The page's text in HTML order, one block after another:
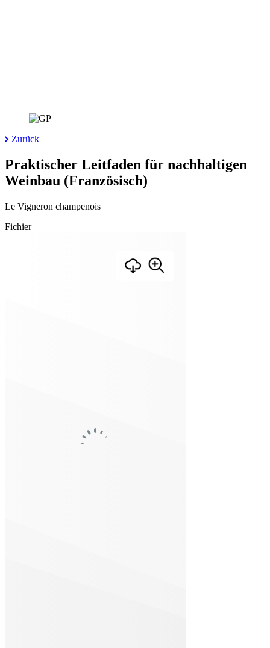
Zurück
Praktischer Leitfaden für nachhaltigen
Weinbau (Französisch)
Le Vigneron champenois
Fichier